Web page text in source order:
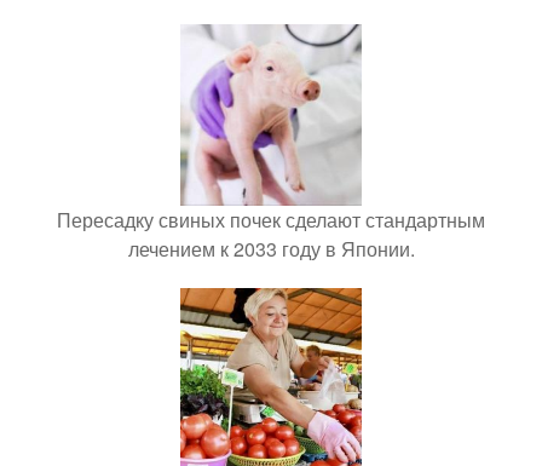
Пересадку свиных почек сделают стандартным
лечением к 2033 году в Японии.